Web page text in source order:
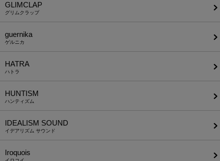
GLIMCLAP
グリムクラップ
guernika
ゲルニカ
HATRA
ハトラ
HUNTISM
ハンティズム
IDEALISM SOUND
イデアリズム サウンド
Iroquois